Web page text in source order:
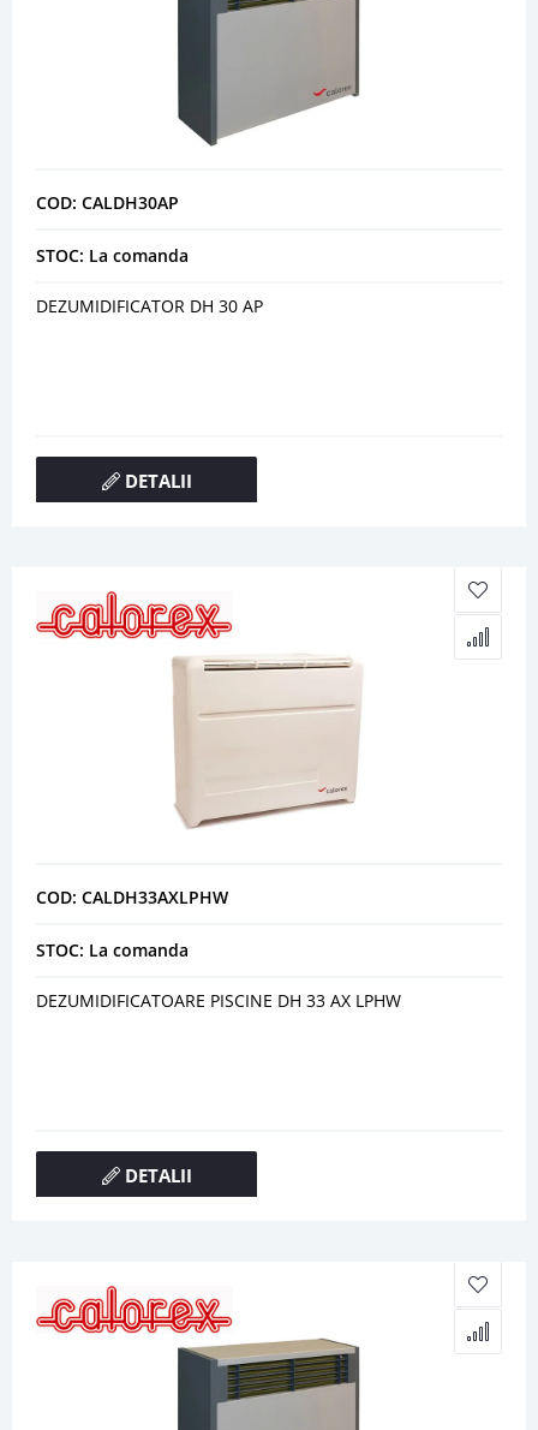
COD: CALDH30AP
STOC: La comanda
DEZUMIDIFICATOR DH 30 AP
DETALII
COD: CALDH33AXLPHW
STOC: La comanda
DEZUMIDIFICATOARE PISCINE DH 33 AX LPHW
DETALII